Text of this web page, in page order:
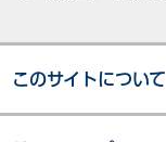
このサイトについて